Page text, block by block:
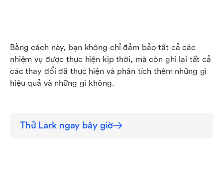
Bằng cách này, bạn không chỉ đảm bảo tất cả các
nhiệm vụ được thực hiện kịp thời, mà còn ghi lại tất cả
các thay đổi đã thực hiện và phân tích thêm những gì
hiệu quả và những gì không.
Thử Lark ngay bây giờ